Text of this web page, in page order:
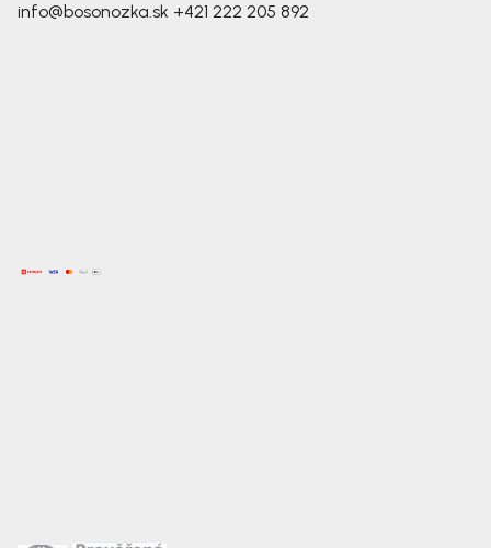
info@bosonozka.sk +421 222 205 892